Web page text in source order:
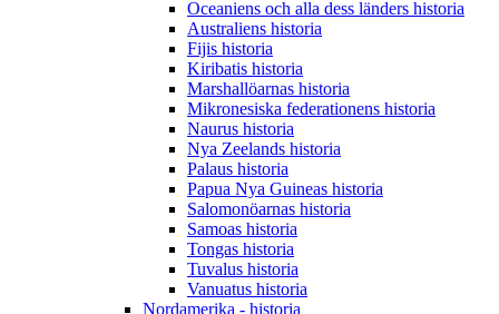
Oceaniens och alla dess länders historia
Australiens historia
Fijis historia
Kiribatis historia
Marshallöarnas historia
Mikronesiska federationens historia
Naurus historia
Nya Zeelands historia
Palaus historia
Papua Nya Guineas historia
Salomonöarnas historia
Samoas historia
Tongas historia
Tuvalus historia
Vanuatus historia
Nordamerika - historia